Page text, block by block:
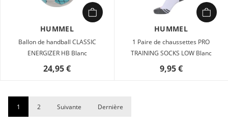
HUMMEL
Ballon de handball CLASSIC
ENERGIZER HB Blanc
24,95 €
HUMMEL
1 Paire de chaussettes PRO
TRAINING SOCKS LOW Blanc
9,95 €
1 2 Suivante Dernière